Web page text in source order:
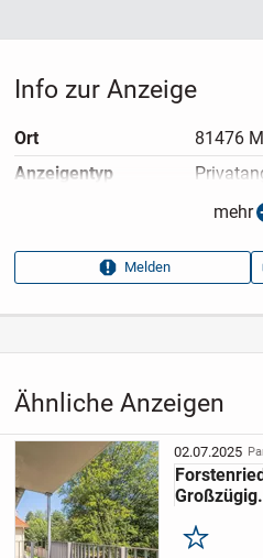
Ähnliche Anzeigen
02.07.2025
Großzügig.
Merken
Info zur Anzeige
Ort
81476
Anzeigen­typ
Anzeigen­kennung
Aufrufe dieser
10
mehr
Melden